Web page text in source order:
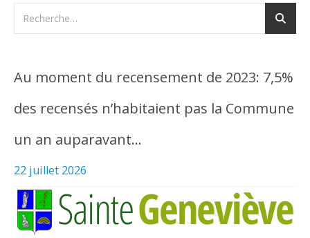
Au moment du recensement de 2023: 7,5%
des recensés n’habitaient pas la Commune
un an auparavant…
22 juillet 2026